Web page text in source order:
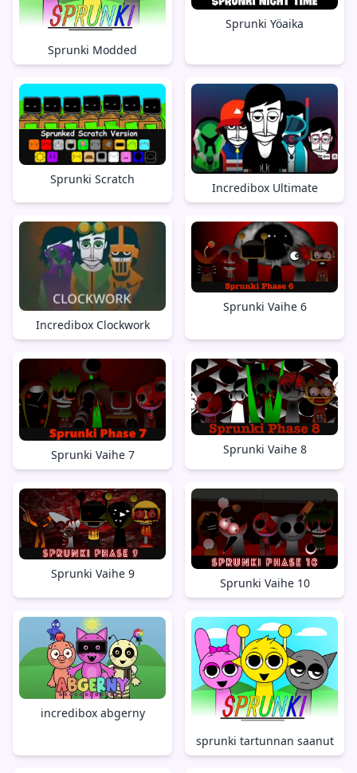
Sprunki Modded
Sprunki Yöaika
Sprunki Scratch
Incredibox Ultimate
Incredibox Clockwork
Sprunki Vaihe 6
Sprunki Vaihe 7 Sprunki Vaihe 8
Sprunki Vaihe 9
Sprunki Vaihe 10
incredibox abgerny
sprunki tartunnan saanut